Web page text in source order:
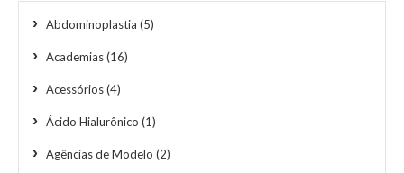
Abdominoplastia (5)
Academias(16)
Acessórios(4)
Ácido Hialurônico (1)
Agências de Modelo (2)